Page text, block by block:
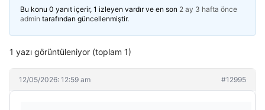
Bu konu 0 yanıt içerir, 1 izleyen vardır ve en son 2 ay 3 hafta önce
admin tarafından güncellenmiştir.
1 yazı görüntüleniyor (toplam 1)
12/05/2026: 12:59 am #12995